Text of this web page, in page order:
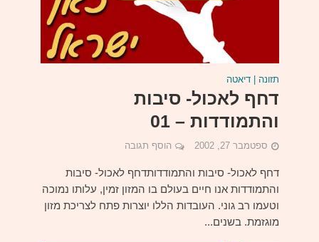
תזונה | דיאטה
דחף לאכול- סיבות
והתמודדות – 01
ספטמבר 27, 2002 הוסף תגובה
דחף לאכול- סיבות והתמודדותדחף לאכול- סיבות
והתמודדות אנו חיים בעולם בו המזון זמין, עלותו נמוכה
וטעמו רב גוני. העובדות הללו יוצרות פתח לצריכת מזון
מוגזמת. בשנים...